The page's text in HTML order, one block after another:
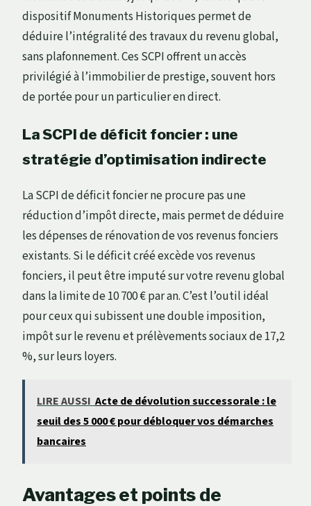
dispositif Monuments Historiques permet de
déduire l’intégralité des travaux du revenu global,
sans plafonnement. Ces SCPI offrent un accès
privilégié à l’immobilier de prestige, souvent hors
de portée pour un particulier en direct.
La SCPI de déficit foncier : une
stratégie d’optimisation indirecte
La SCPI de déficit foncier ne procure pas une
réduction d’impôt directe, mais permet de déduire
les dépenses de rénovation de vos revenus fonciers
existants. Si le déficit créé excède vos revenus
fonciers, il peut être imputé sur votre revenu global
dans la limite de 10 700 € par an. C’est l’outil idéal
pour ceux qui subissent une double imposition,
impôt sur le revenu et prélèvements sociaux de 17,2
%, sur leurs loyers.
LIRE AUSSI Acte de dévolution successorale : le
seuil des 5 000 € pour débloquer vos démarches
bancaires
Avantages et points de